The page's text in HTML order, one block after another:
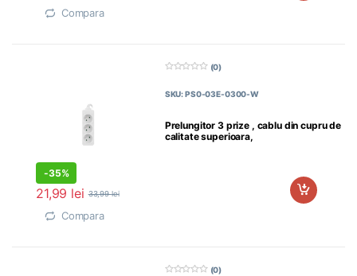
Compara
-35%
Prelungitor 3 prize , cablu din cupru de
calitate superioara,
i
(0)
SKU: PS0-03E-0300-W
21,99 lei 33,99lei
Compara
(0)